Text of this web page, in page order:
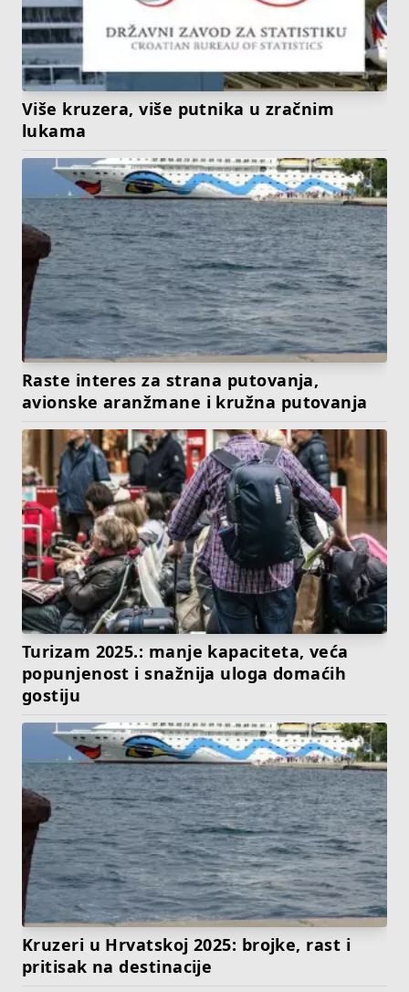
Više kruzera, više putnika u zračnim
lukama
Raste interes za strana putovanja,
avionske aranžmane i kružna putovanja
Turizam 2025.: manje kapaciteta, veća
popunjenost i snažnija uloga domaćih
gostiju
Kruzeri u Hrvatskoj 2025: brojke, rast i
pritisak na destinacije